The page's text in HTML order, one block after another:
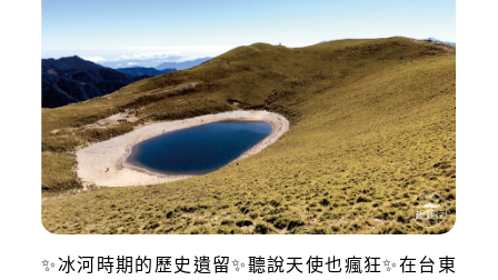
✨冰河時期的歷史遺留✨聽說天使也瘋狂✨在台東